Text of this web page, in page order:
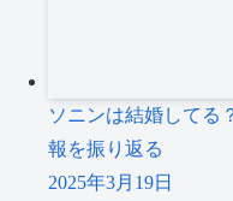
ソニンは結婚してる
報を振り返る
2025年3月19日